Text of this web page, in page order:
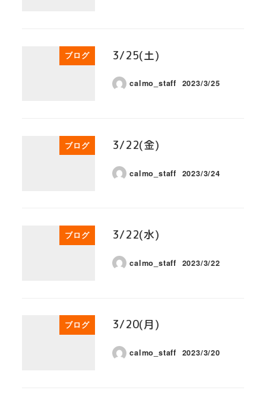
ブログ 3/25(土)
calmo_staff 2023/3/25
ブログ 3/22(金)
calmo_staff 2023/3/24
ブログ 3/22(水)
calmo_staff 2023/3/22
ブログ 3/20(月)
calmo_staff 2023/3/20